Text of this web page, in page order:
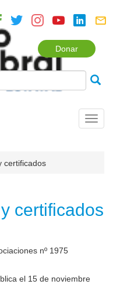
Donar
certificados
certificados
nº 1975
el 15 de noviembre